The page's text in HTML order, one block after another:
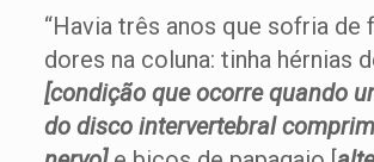
“Havia três anos que sofria de
dores na coluna: tinha hérnias
[condição que ocorre quando
do disco intervertebral